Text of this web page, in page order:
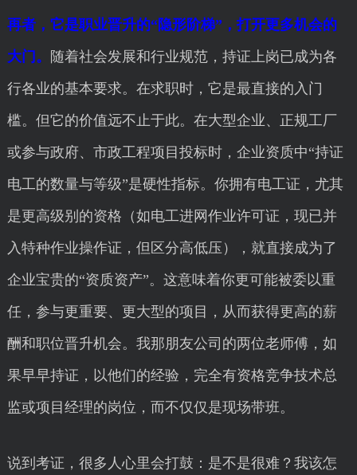
再者，它是职业晋升的“隐形阶梯”，打开更多机会的
大门。
随着社会发展和行业规范，持证上岗已成为各
行各业的基本要求。在求职时，它是最直接的入门
槛。但它的价值远不止于此。在大型企业、正规工厂
或参与政府、市政工程项目投标时，企业资质中“持证
电工的数量与等级”是硬性指标。你拥有电工证，尤其
是更高级别的资格（如电工进网作业许可证，现已并
入特种作业操作证，但区分高低压），就直接成为了
企业宝贵的“资质资产”。这意味着你更可能被委以重
任，参与更重要、更大型的项目，从而获得更高的薪
酬和职位晋升机会。我那朋友公司的两位老师傅，如
果早早持证，以他们的经验，完全有资格竞争技术总
监或项目经理的岗位，而不仅仅是现场带班。
说到考证，很多人心里会打鼓：是不是很难？我该怎